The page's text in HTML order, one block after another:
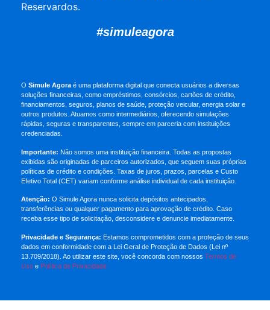
Reservardos.
#simuleagora
O Simule Agoraé uma plataforma digital que conecta usuários a diversas
soluções financeiras, como empréstimos, consórcios, cartões de crédito,
financiamentos, seguros, planos de saúde, proteção veicular, energia solar e
outros produtos. Atuamos como intermediários, oferecendo simulações
rápidas, seguras e transparentes, sempre em parceria com instituições
credenciadas.
Importante: Não somos uma instituição financeira. Todas as propostas
exibidas são originadas de parceiros autorizados, que seguem suas próprias
políticas de crédito e condições. Taxas de juros, prazos, parcelas e Custo
Efetivo Total (CET) variam conforme análise individual de cada instituição.
Atenção: O Simule Agora nunca solicita depósitos antecipados,
transferências ou qualquer pagamento para aprovação de crédito. Caso
receba esse tipo de solicitação, desconsidere e denuncie imediatamente.
Privacidade e Segurança: Estamos comprometidos com a proteção de seus
dados em conformidade com a Lei Geral de Proteção de Dados (Lei nº
13.709/2018). Ao utilizar este site, você concorda com nossos Termos de
Uso e Política de Privacidade.